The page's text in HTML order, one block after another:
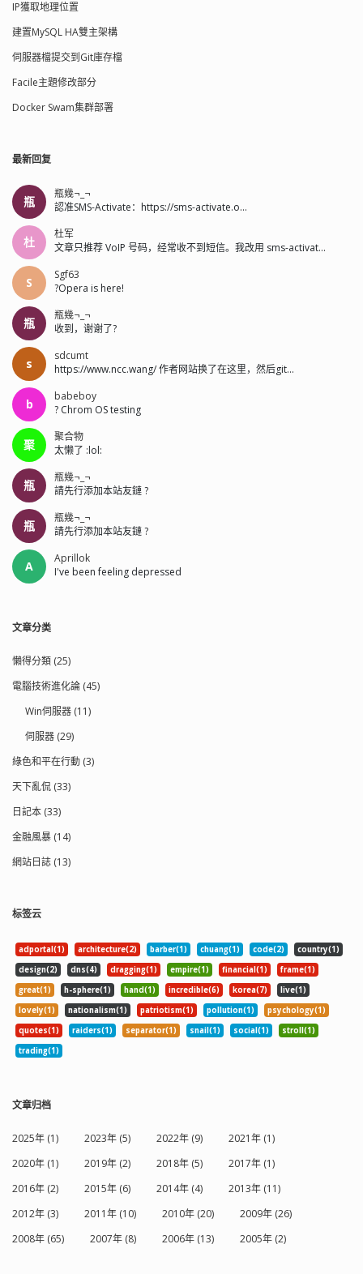
IP獲取地理位置
建置MySQL HA雙主架構
伺服器檔提交到Git庫存檔
Facile主題修改部分
Docker Swam集群部署
最新回复
瓶
瓶幾¬_¬
認准SMS-Activate：https://sms-activate.o...
杜
杜军
文章只推荐 VoIP 号码，经常收不到短信。我改用 sms-activat...
S
Sgf63
?Opera is here!
瓶
瓶幾¬_¬
收到，谢谢了?
s
sdcumt
https://www.ncc.wang/ 作者网站换了在这里，然后git...
b
babeboy
? Chrom OS testing
聚
聚合物
太懒了 :lol:
瓶
瓶幾¬_¬
請先行添加本站友鏈 ?
瓶
瓶幾¬_¬
請先行添加本站友鏈 ?
A
Aprillok
I've been feeling depressed
文章分类
懶得分類 (25)
電腦技術進化論 (45)
Win伺服器 (11)
伺服器 (29)
綠色和平在行動 (3)
天下亂侃 (33)
日記本 (33)
金融風暴 (14)
網站日誌 (13)
标签云
adportal(1) architecture(2) barber(1) chuang(1) code(2)
country(1)
design(2)
dns(4) dragging(1) empire(1) financial(1)
frame(1)
great(1)
h-sphere(1) hand(1) incredible(6) korea(7)
live(1)
lovely(1)
nationalism(1) patriotism(1) pollution(1)
psychology(1)
quotes(1)
raiders(1) separator(1) snail(1) social(1)
stroll(1)
trading(1)
文章归档
2025年 (1) 2023年 (5) 2022年 (9)
2021年 (1)
2020年 (1)
2019年 (2) 2018年 (5)
2017年 (1)
2016年 (2)
2015年 (6) 2014年 (4)
2013年 (11)
2012年 (3)
2011年 (10) 2010年 (20)
2009年 (26)
2008年 (65)
2007年 (8) 2006年 (13) 2005年 (2)